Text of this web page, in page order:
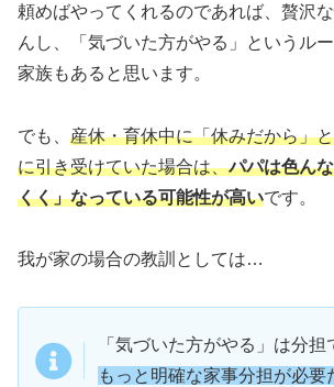
頼めばやってくれるのであれば、贅沢
んし、「気づいた方がやる」というル
家族もあると思います。
でも、 産休・育休中に「休みだから」
に引き受けていた場合は、パパは色ん
くく」なっている可能性が高いです。
我が家の場合の教訓としては…
「気づいた方がやる」は分担
もっと明確な家事分担が必要